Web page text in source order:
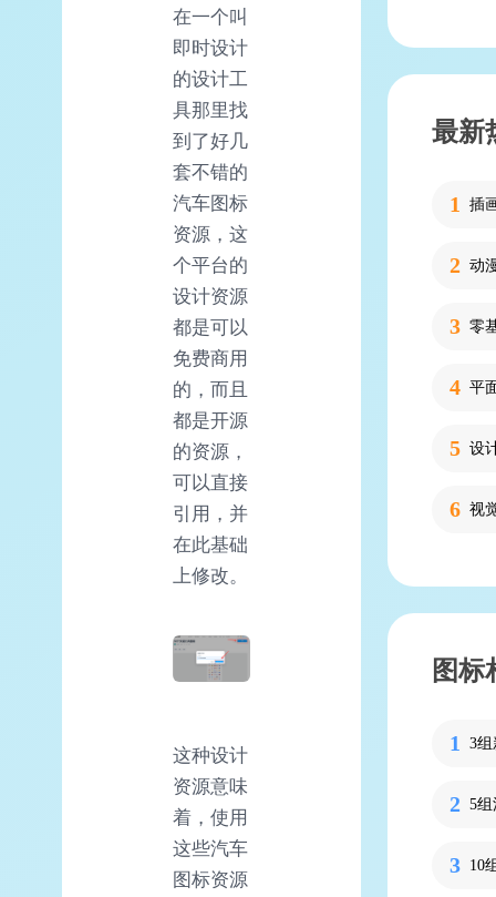
在一个叫
即时设计
的设计工
具那里找
到了好几
套不错的
汽车图标
资源，这
个平台的
设计资源
都是可以
免费商用
的，而且
都是开源
的资源，
可以直接
引用，并
在此基础
上修改。
这种设计
资源意味
着，使用
这些汽车
图标资源
最新
插
动
零
平
设
图标
3
5
10